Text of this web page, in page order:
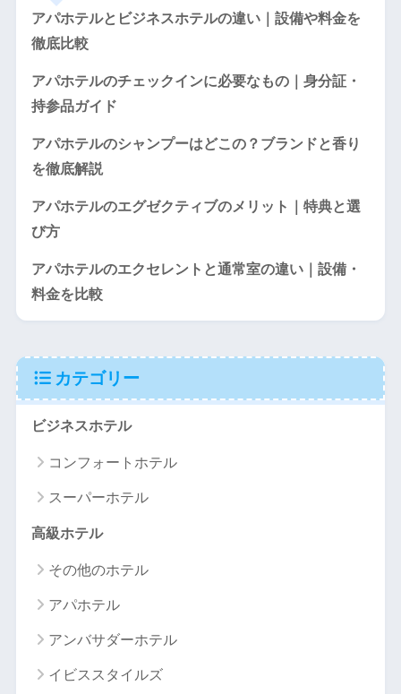
アパホテルとビジネスホテルの違い｜設備や料金を
徹底比較
アパホテルのチェックインに必要なもの｜身分証・
持参品ガイド
アパホテルのシャンプーはどこの？ブランドと香り
を徹底解説
アパホテルのエグゼクティブのメリット｜特典と選
び方
アパホテルのエクセレントと通常室の違い｜設備・
料金を比較
カテゴリー
ビジネスホテル
コンフォートホテル
スーパーホテル
高級ホテル
その他のホテル
アパホテル
アンバサダーホテル
イビススタイルズ